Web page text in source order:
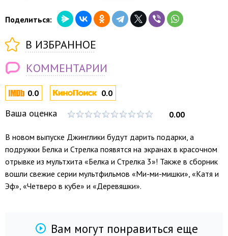
0.0 0.0
Ваша оценка 0.00
В новом выпуске Джинглики будут дарить подарки, а
подружки Белка и Стрелка появятся на экранах в красочном
отрывке из мультхита «Белка и Стрелка 3»! Также в сборник
вошли свежие серии мультфильмов «Ми-ми-мишки», «Катя и
Эф», «Четверо в кубе» и «Деревяшки».
Поделиться:
В ИЗБРАННОЕ
КОММЕНТАРИИ
Вам могут понравиться еще